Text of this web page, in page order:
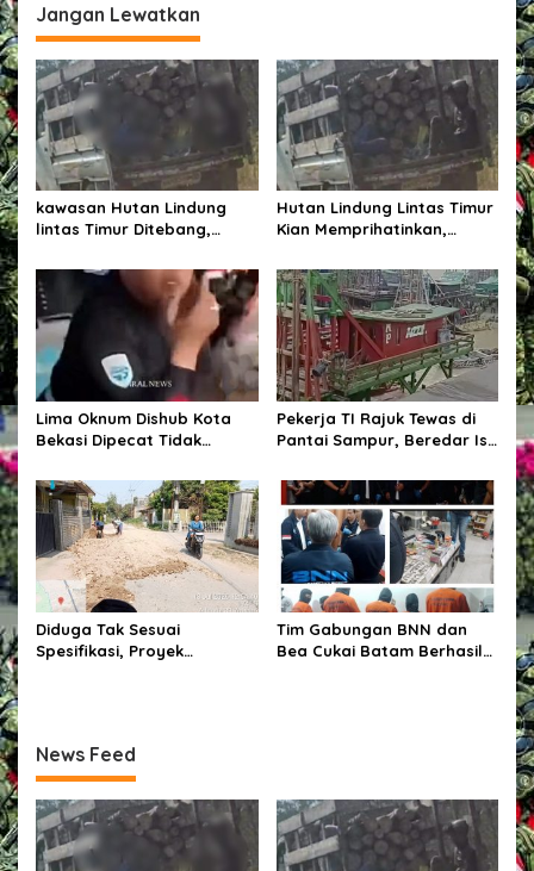
a
s
i
p
o
s
Jangan Lewatkan
kawasan Hutan Lindung
lintas Timur Ditebang,
Pekerja Sebut Nama Afen
Hutan Lindung Lintas Timur
Kian Memprihatinkan,
Sebut Nama Afen
Lima Oknum Dishub Kota
Bekasi Dipecat Tidak
Pungli terhadap Sopir Truk
Pekerja TI Rajuk Tewas di
Pantai Sampur, Beredar Isu
Nama AD Jadi Sorotan
Diduga Tak Sesuai
Spesifikasi, Proyek
Tim Gabungan BNN dan
Bea Cukai Batam Berhasil
News Feed